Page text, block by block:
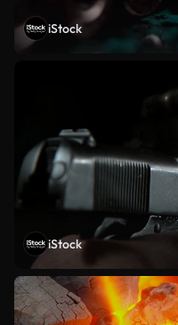
iStock
iStock